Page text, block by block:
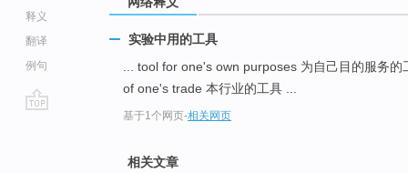
释义
翻译
例句
实验中用的工具
... tool for one's own purposes 为自己目的服务
of one's trade 本行业的工具 ...
基于1个网页-相关网页
相关文章